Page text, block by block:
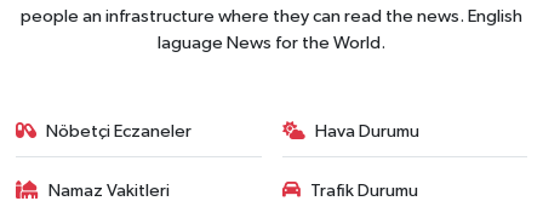
people an infrastructure where they can read the news. English
laguage News for the World.
Nöbetçi Eczaneler Hava Durumu
Namaz Vakitleri Trafik Durumu